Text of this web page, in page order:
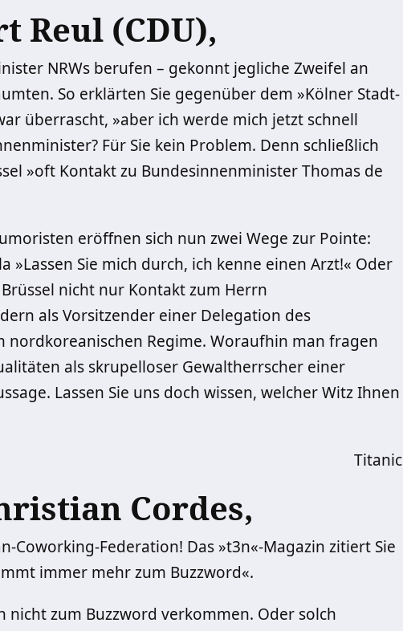
Reul (CDU),
NRWs berufen – gekonnt jegliche Zweifel an
So erklärten Sie gegenüber dem »Kölner Stadt-
überrascht, »aber ich werde mich jetzt schnell
Für Sie kein Problem. Denn schließlich
»oft Kontakt zu Bundesinnenminister Thomas de
eröffnen sich nun zwei Wege zur Pointe:
»Lassen Sie mich durch, ich kenne einen Arzt!« Oder
nicht nur Kontakt zum Herrn
als Vorsitzender einer Delegation des
nordkoreanischen Regime. Woraufhin man fragen
als skrupelloser Gewaltherrscher einer
Lassen Sie uns doch wissen, welcher Witz Ihnen
Titanic
Cordes,
Coworking-Federation! Das »t3n«-Magazin zitiert Sie
immer mehr zum Buzzword«.
nicht zum Buzzword verkommen. Oder solch